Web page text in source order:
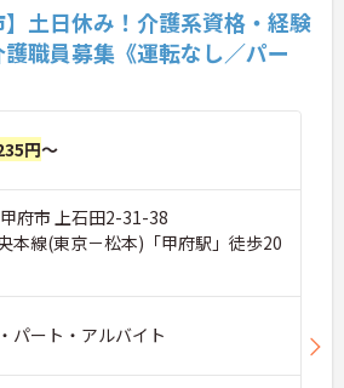
】土日休み！介護系資格・経験
職員募集《運転なし／パー
円～
府市 上石田2-31-38
本線(東京－松本)「甲府駅」徒歩20
パート・アルバイト